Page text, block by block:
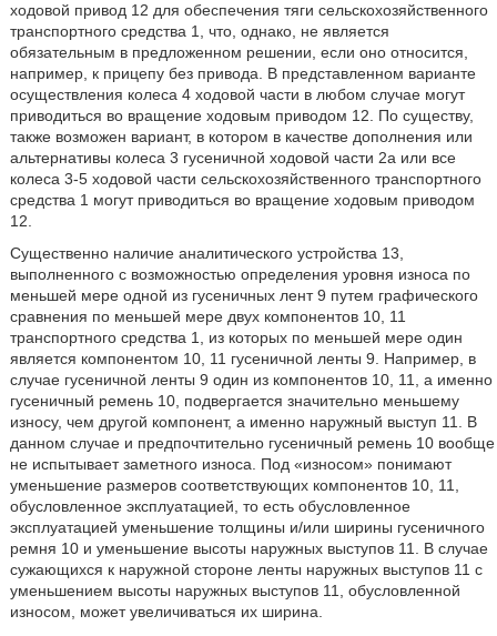
ходовой привод 12 для обеспечения тяги сельскохозяйственного
транспортного средства 1, что, однако, не является
обязательным в предложенном решении, если оно относится,
например, к прицепу без привода. В представленном варианте
осуществления колеса 4 ходовой части в любом случае могут
приводиться во вращение ходовым приводом 12. По существу,
также возможен вариант, в котором в качестве дополнения или
альтернативы колеса 3 гусеничной ходовой части 2а или все
колеса 3-5 ходовой части сельскохозяйственного транспортного
средства 1 могут приводиться во вращение ходовым приводом
12.
Существенно наличие аналитического устройства 13,
выполненного с возможностью определения уровня износа по
меньшей мере одной из гусеничных лент 9 путем графического
сравнения по меньшей мере двух компонентов 10, 11
транспортного средства 1, из которых по меньшей мере один
является компонентом 10, 11 гусеничной ленты 9. Например, в
случае гусеничной ленты 9 один из компонентов 10, 11, а именно
гусеничный ремень 10, подвергается значительно меньшему
износу, чем другой компонент, а именно наружный выступ 11. В
данном случае и предпочтительно гусеничный ремень 10 вообще
не испытывает заметного износа. Под «износом» понимают
уменьшение размеров соответствующих компонентов 10, 11,
обусловленное эксплуатацией, то есть обусловленное
эксплуатацией уменьшение толщины и/или ширины гусеничного
ремня 10 и уменьшение высоты наружных выступов 11. В случае
сужающихся к наружной стороне ленты наружных выступов 11 с
уменьшением высоты наружных выступов 11, обусловленной
износом, может увеличиваться их ширина.